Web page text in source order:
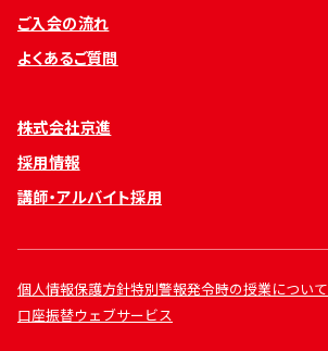
ご入会の流れ
よくあるご質問
株式会社京進
採用情報
講師・アルバイト採用
個人情報保護方針特別警報発令時の授業について
口座振替ウェブサービス